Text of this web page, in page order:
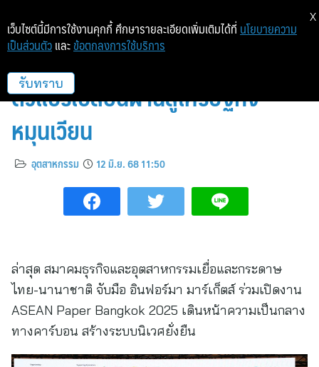
โลกหนุนอุตสาหกรรมกระดาษ ชี้เป็น
ตัวแปรเปลี่ยนผ่านสู่เศรษฐกิจ
หมุนเวียน
อุตสาหกรรม 12 มิ.ย. 68 11:50
ล่าสุด สมาคมธุรกิจและอุตสาหกรรมเยื่อและกระดาษ
ไทย-นานาชาติ จับมือ อินฟอร์มา มาร์เก็ตส์ ร่วมเปิดงาน
ASEAN Paper Bangkok 2025 เดินหน้าความเป็นกลาง
ทางคาร์บอน สร้างระบบนิเวศยั่งยืน
เว็บไซต์นี้มีการใช้งานคุกกี้ ศึกษารายละเอียดเพิ่มเติมได้ที่ นโยบายความ
เป็นส่วนตัว และ ข้อตกลงการใช้บริการ
รับทราบ
X